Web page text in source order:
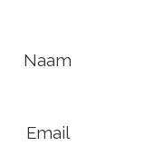
Naam
Email